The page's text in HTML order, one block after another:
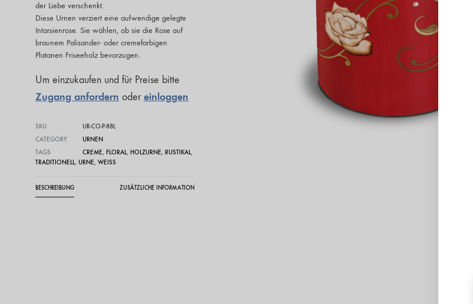
der Liebe verschenkt.
Diese Urnen verziert eine aufwendige gelegte
Intarsienrose. Sie wählen, ob sie die Rose auf
braunem Palisander- oder cremefarbigen
Platanen Friseeholz bevorzugen.
Um einzukaufen und für Preise bitte
Zugang anfordern oder einloggen
SKU
UR-CO-P-88L
CATEGORY
URNEN
TAGS
CREME, FLORAL, HOLZURNE, RUSTIKAL,
TRADITIONELL, URNE, WEISS
BESCHREIBUNG ZUSÄTZLICHE INFORMATION